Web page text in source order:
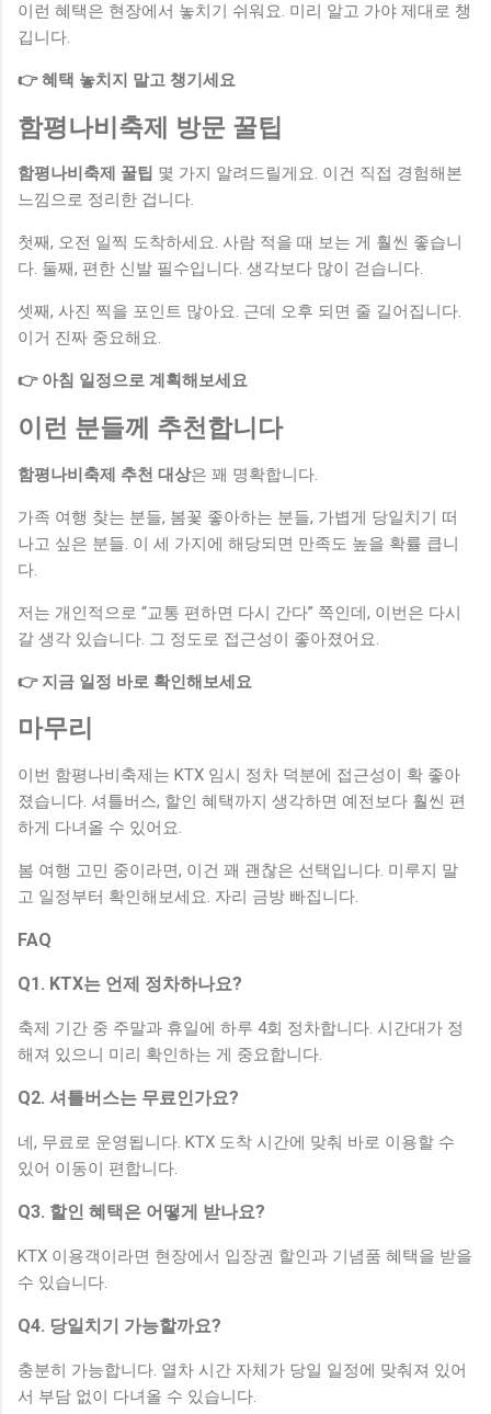
이런 혜택은 현장에서 놓치기 쉬워요. 미리 알고 가야 제대로 챙
깁니다.
👉 혜택 놓치지 말고 챙기세요
함평나비축제 방문 꿀팁
함평나비축제 꿀팁 몇 가지 알려드릴게요. 이건 직접 경험해본
느낌으로 정리한 겁니다.
첫째, 오전 일찍 도착하세요. 사람 적을 때 보는 게 훨씬 좋습니
다. 둘째, 편한 신발 필수입니다. 생각보다 많이 걷습니다.
셋째, 사진 찍을 포인트 많아요. 근데 오후 되면 줄 길어집니다.
이거 진짜 중요해요.
👉 아침 일정으로 계획해보세요
이런 분들께 추천합니다
함평나비축제 추천 대상은 꽤 명확합니다.
가족 여행 찾는 분들, 봄꽃 좋아하는 분들, 가볍게 당일치기 떠
나고 싶은 분들. 이 세 가지에 해당되면 만족도 높을 확률 큽니
다.
저는 개인적으로 “교통 편하면 다시 간다” 쪽인데, 이번은 다시
갈 생각 있습니다. 그 정도로 접근성이 좋아졌어요.
👉 지금 일정 바로 확인해보세요
마무리
이번 함평나비축제는 KTX 임시 정차 덕분에 접근성이 확 좋아
졌습니다. 셔틀버스, 할인 혜택까지 생각하면 예전보다 훨씬 편
하게 다녀올 수 있어요.
봄 여행 고민 중이라면, 이건 꽤 괜찮은 선택입니다. 미루지 말
고 일정부터 확인해보세요. 자리 금방 빠집니다.
FAQ
Q1. KTX는 언제 정차하나요?
축제 기간 중 주말과 휴일에 하루 4회 정차합니다. 시간대가 정
해져 있으니 미리 확인하는 게 중요합니다.
Q2. 셔틀버스는 무료인가요?
네, 무료로 운영됩니다. KTX 도착 시간에 맞춰 바로 이용할 수
있어 이동이 편합니다.
Q3. 할인 혜택은 어떻게 받나요?
KTX 이용객이라면 현장에서 입장권 할인과 기념품 혜택을 받을
수 있습니다.
Q4. 당일치기 가능할까요?
충분히 가능합니다. 열차 시간 자체가 당일 일정에 맞춰져 있어
서 부담 없이 다녀올 수 있습니다.